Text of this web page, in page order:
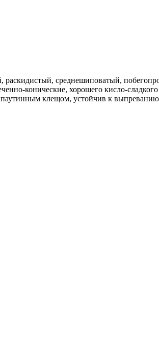
среднешиповатый,
конические, хорошего кисло-
клещом, устойчив к